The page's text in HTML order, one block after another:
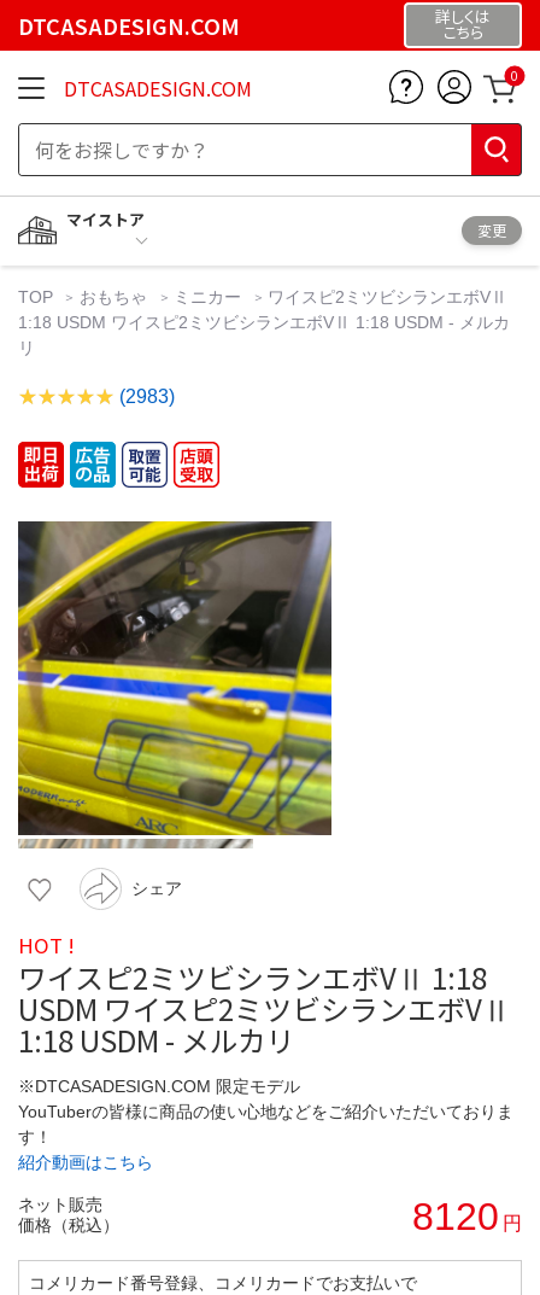
DTCASADESIGN.COM 詳しくは
こちら
DTCASADESIGN.COM 0
マイストア
変更
TOP おもちゃ ミニカー
ワイスピ2ミツビシランエボVⅡ
1:18 USDM ワイスピ2ミツビシランエボVⅡ 1:18 USDM - メルカ
リ
(2983)
シェア
HOT !
ワイスピ2ミツビシランエボVⅡ 1:18
USDM ワイスピ2ミツビシランエボVⅡ
1:18 USDM - メルカリ
※DTCASADESIGN.COM 限定モデル
YouTuberの皆様に商品の使い心地などをご紹介いただいておりま
す！
紹介動画はこちら
ネット販売
価格（税込）
8120 円
コメリカード番号登録、コメリカードでお支払いで